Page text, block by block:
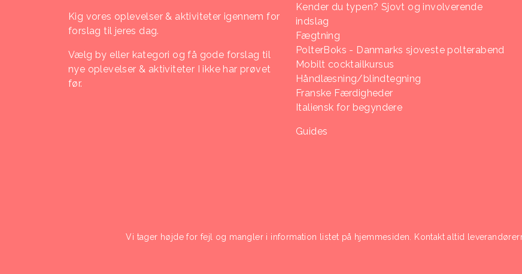
Kig vores oplevelser & aktiviteter igennem for
forslag til jeres dag.
Vælg by eller kategori og få gode forslag til
nye oplevelser & aktiviteter I ikke har prøvet
før.
Kender du typen? Sjovt og involverende
indslag
Fægtning
PolterBoks - Danmarks sjoveste polterabend
Mobilt cocktailkursus
Håndlæsning/blindtegning
Franske Færdigheder
Italiensk for begyndere
Guides
Vi tager højde for fejl og mangler i information listet på hjemmesiden. Kontakt altid